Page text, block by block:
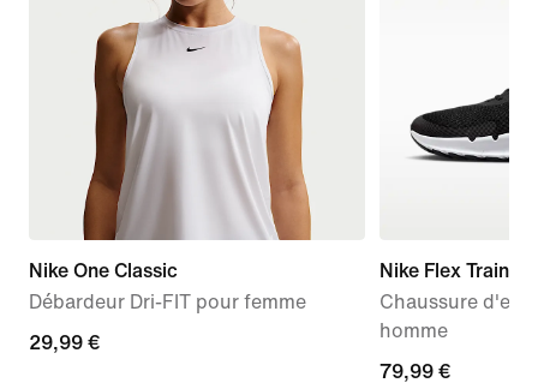
Nike One Classic
Débardeur Dri-FIT pour femme
29,99 €
29,99 €
Nike Flex Train
Chaussure
homme
79,99 €
79,99 €